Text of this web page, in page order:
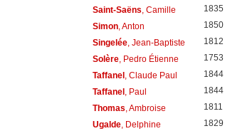
Saint-Saëns, Camille 1835
Simon, Anton 1850
Singelée, Jean-Baptiste 1812
Solère, Pedro Étienne 1753
Taffanel , Claude Paul 1844
Taffanel , Paul 1844
Thomas, Ambroise 1811
Ugalde, Delphine 1829